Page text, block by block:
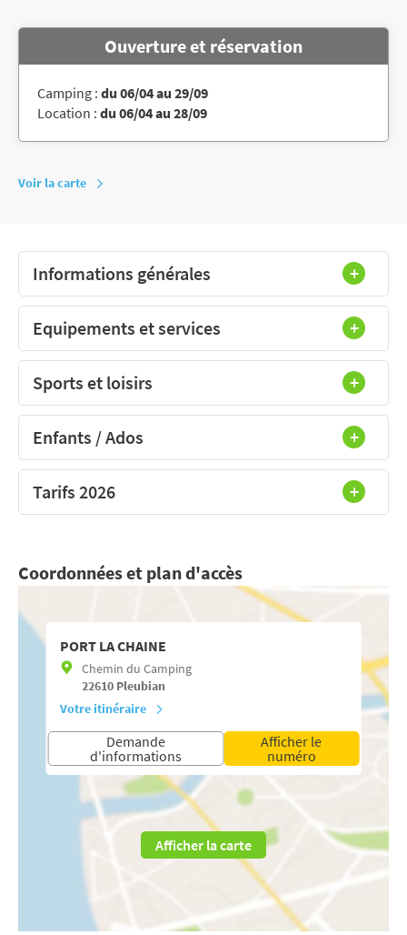
Ouverture et réservation
Camping : du 06/04 au 29/09
Location : du 06/04 au 28/09
Voir la carte
Informations générales
Equipements et services
Sports et loisirs
Enfants / Ados
Tarifs 2026
Coordonnées et plan d'accès
PORT LA CHAINE
Chemin du Camping
22610 Pleubian
Votre itinéraire
Demande
d'informations
Afficher le
numéro
Afficher la carte